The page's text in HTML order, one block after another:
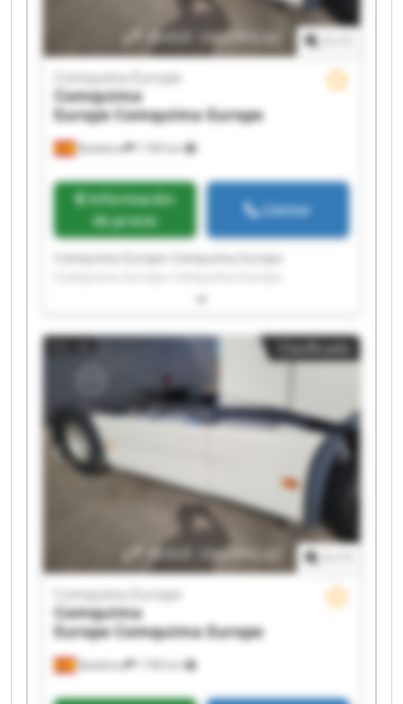
Badalona 7.785 km
Comquima Europe
Comquima
EuropeComquima Europe
Información
de precio
Llamar
Comquima Europe Comquima Europe
Comquima Europe Comquima Europe
Comquima Europe Comquima Europe
Comquima Europe Comquima Europe
Comquima Europe Comquima Europe
Comquima Europe Comquima Europe
Comquima Europe Comquima Europe
Comquima Europe Comquima Europe
Clasificado
Badalona 7.785 km
Comquima Europe
Comquima
EuropeComquima Europe